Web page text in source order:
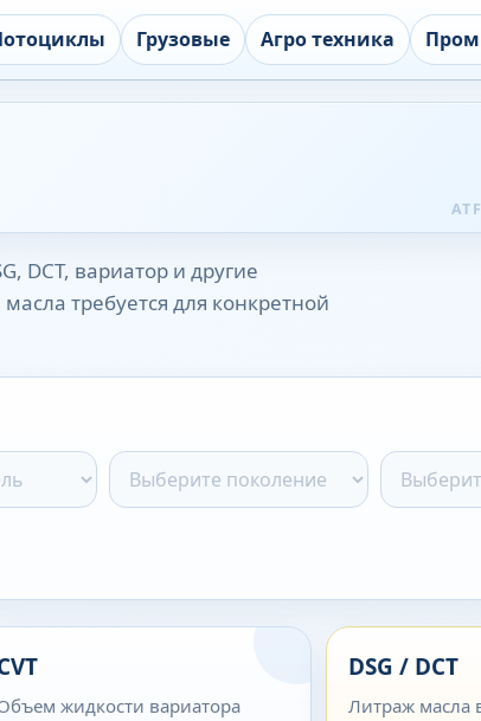
Грузовые Агро техника
DCT, вариатор и другие
требуется для конкретной
жидкости вариатора
DSG / DCT
Литраж масла